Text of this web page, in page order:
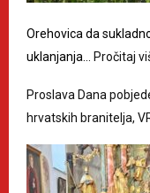
Orehovica da
uklanjanja…
Pročitaj
Proslava Dana
hrvatskih branitelja,